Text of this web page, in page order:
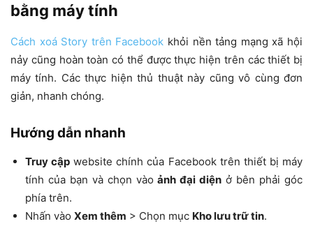
bằng máy tính
Cách xoá Story trên Facebook khỏi nền tảng mạng xã hội
nảy cũng hoàn toàn có thể được thực hiện trên các thiết bị
máy tính. Các thực hiện thủ thuật này cũng vô cùng đơn
giản, nhanh chóng.
Hướng dẫn nhanh
Truy cập website chính của Facebook trên thiết bị máy
tính của bạn và chọn vào ảnh đại diện ở bên phải góc
phía trên.
Nhấn vào Xem thêm > Chọn mục Kho lưu trữ tin.